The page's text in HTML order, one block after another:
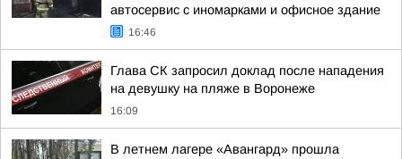
автосервис с иномарками и офисное здание
16:46
Глава СК запросил доклад после нападения
на девушку на пляже в Воронеже
16:09
В летнем лагере «Авангард» прошла